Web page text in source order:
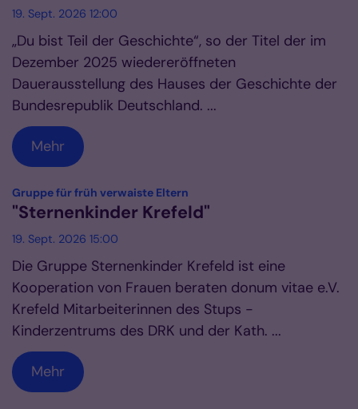
19. Sept. 2026 12:00
„Du bist Teil der Geschichte“, so der Titel der im
Dezember 2025 wiedereröffneten
Dauerausstellung des Hauses der Geschichte der
Bundesrepublik Deutschland. ...
Mehr
Gruppe für früh verwaiste Eltern
"Sternenkinder Krefeld"
19. Sept. 2026 15:00
Die Gruppe Sternenkinder Krefeld ist eine
Kooperation von Frauen beraten donum vitae e.V.
Krefeld Mitarbeiterinnen des Stups -
Kinderzentrums des DRK und der Kath. ...
Mehr